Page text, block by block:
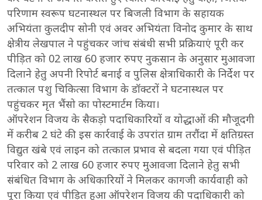
परिणाम स्वरूप घटनास्थल पर बिजली विभाग के सहायक
अभियंता कुलदीप सोनी एवं अवर अभियंता विनोद कुमार के साथ
क्षेत्रीय लेखपाल ने पहुंचकर जांच संबंधी सभी प्रक्रियाएं पूरी कर
पीड़ित को 02 लाख 60 हजार रुपए नुकसान के अनुसार मुआवजा
दिलाने हेतु अपनी रिपोर्ट बनाई व पुलिस क्षेत्राधिकारी के निर्देश पर
तत्काल पशु चिकित्सा विभाग के डॉक्टरों ने घटनास्थल पर
पहुंचकर मृत भैंसो का पोस्टमार्टम किया।
ऑपरेशन विजय के सैकड़ो पदाधिकारियों व योद्धाओं की मौजूदगी
में करीब 2 घंटे की इस कार्रवाई के उपरांत ग्राम तरौंदा में क्षतिग्रस्त
विद्युत खंबे एवं लाइन को तत्काल प्रभाव से बदला गया एवं पीड़ित
परिवार को 2 लाख 60 हजार रुपए मुआवजा दिलाने हेतु सभी
संबंधित विभाग के अधिकारियों ने मिलकर कागजी कार्यवाही को
पूरा किया एवं पीड़ित हुआ ऑपरेशन विजय की पदाधिकारी को